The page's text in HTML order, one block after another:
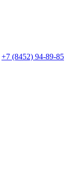
+7 (8452) 94-89-85